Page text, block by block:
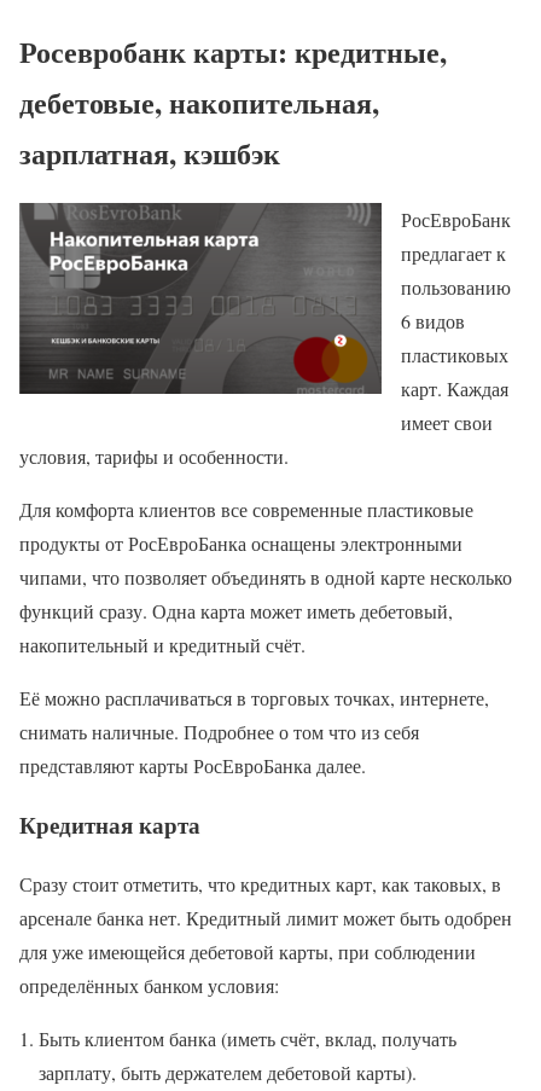
Росевробанк карты: кредитные,
дебетовые, накопительная,
зарплатная, кэшбэк
РосЕвроБанк
предлагает к
пользованию
6 видов
пластиковых
карт. Каждая
имеет свои
условия, тарифы и особенности.
Для комфорта клиентов все современные пластиковые
продукты от РосЕвроБанка оснащены электронными
чипами, что позволяет объединять в одной карте несколько
функций сразу. Одна карта может иметь дебетовый,
накопительный и кредитный счёт.
Её можно расплачиваться в торговых точках, интернете,
снимать наличные. Подробнее о том что из себя
представляют карты РосЕвроБанка далее.
Кредитная карта
Сразу стоит отметить, что кредитных карт, как таковых, в
арсенале банка нет. Кредитный лимит может быть одобрен
для уже имеющейся дебетовой карты, при соблюдении
определённых банком условия:
Быть клиентом банка (иметь счёт, вклад, получать
зарплату, быть держателем дебетовой карты).